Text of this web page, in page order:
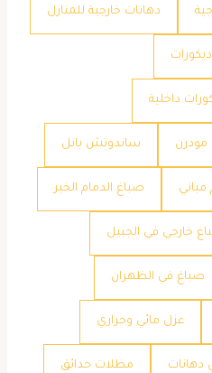
دهانات خارجية للمنازل
داخلية
مودرن ساندوتش بانل
صباغ الدمام الخبر
خارجي في الجبيل
صباغ في الظهران
عزل مائي وحراري
دهانات مظلات حدائق